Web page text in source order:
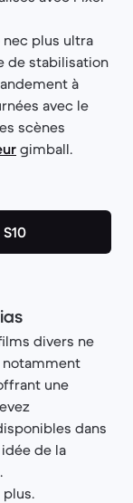
nec plus ultra
de stabilisation
à
avec le
scènes
gimball.
divers ne
notamment
une
dans
de la
plus.